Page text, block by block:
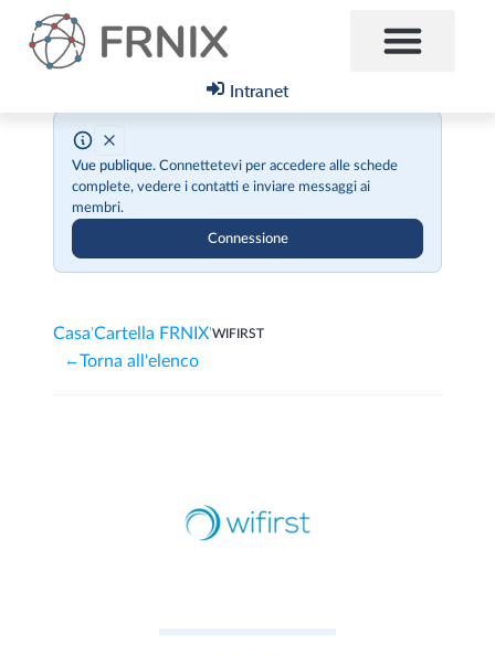
Intranet
Vue publique. Connettetevi per accedere alle schede
complete, vedere i contatti e inviare messaggi ai
membri.
Connessione
Casa'Cartella FRNIX'WIFIRST
←Torna all'elenco